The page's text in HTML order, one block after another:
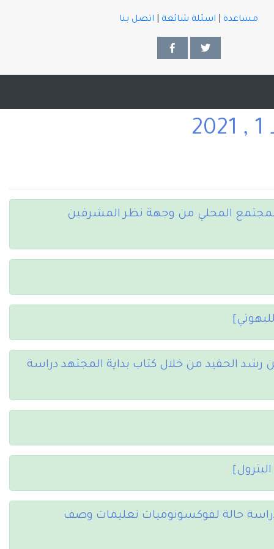
مساعدة اسئلة شائعة اتصل بنا
والمجتمع المحلي من وجهة نظر المشرفين
رشد الحفيد من خلال كتاب بداية المجتهد دراسة
حالة لفوكسونوميات تعليمات وصف